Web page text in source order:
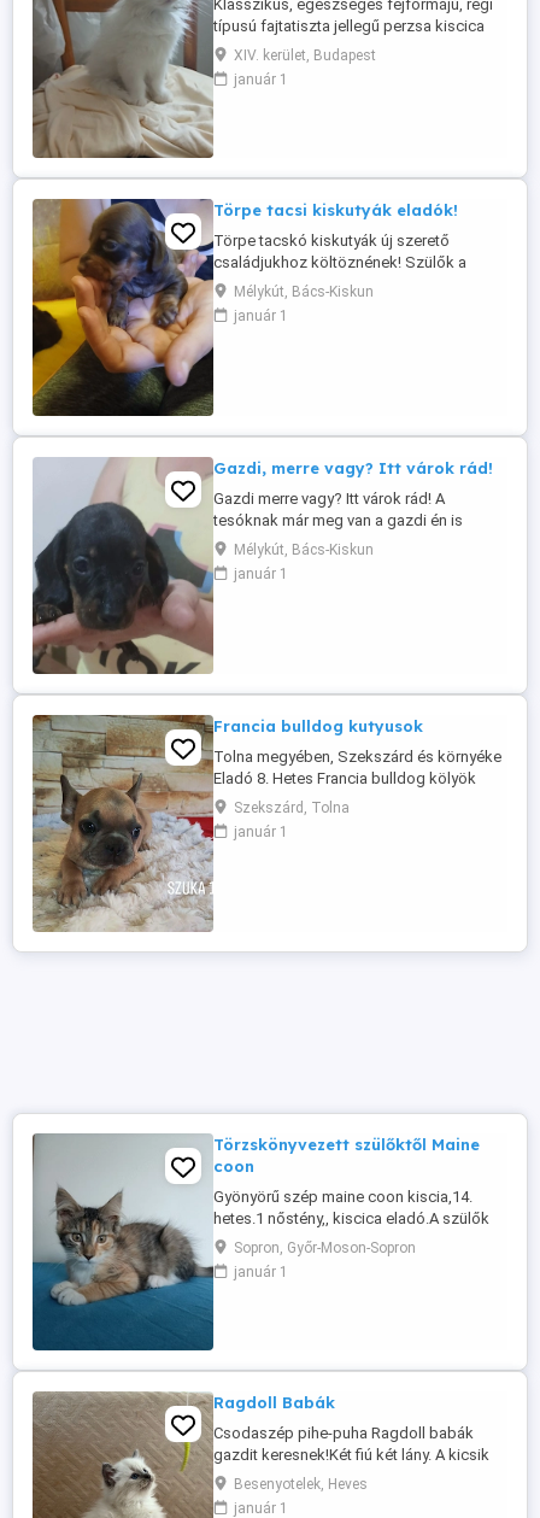
Klasszikus, egészséges fejformájú, régi
típusú fajtatiszta jellegű perzsa kiscica
elvihető! 3 hónapos. Rendkívül intelligens,
nyugodt barátságos és kedves fajta. A
kiscica kedves, jól szocializált
XIV. kerület, Budapest
január 1
Törpe tacsi kiskutyák eladók!
Törpe tacskó kiskutyák új szerető
családjukhoz költöznének! Szülők a
helyszínen megtekinthetőek! Augusztus
29.-től oltással eü kiskönyvvel rendszeres
féregtelenítéssel vihetőek! Hívj bátran a 06
Mélykút, Bács-Kiskun
január 1
Gazdi, merre vagy? Itt várok rád!
Gazdi merre vagy? Itt várok rád! A
tesóknak már meg van a gazdi én is
várom nagyon az új gazdim! Törpe tacskó
kiskutya új szerető családjához költözne!
Szülők a helyszínen megtekinthetőek!
Mélykút, Bács-Kiskun
január 1
Francia bulldog kutyusok
Tolna megyében, Szekszárd és környéke
Eladó 8. Hetes Francia bulldog kölyök
kutyusok . Felelőségteljes Gazdikat
keresünk akik szerető otthont tudnak
biztosítani a kutyusok számára.
Szekszárd, Tolna
január 1
Törzskönyvezett szülőktől Maine
coon
Gyönyörű szép maine coon kiscia,14.
hetes.1 nőstény,, kiscica eladó.A szülők
törzskönyvezett cicaák a kicsi
nem.Nagyon
kedves,játékos,bújós,.Alomra szoktatva,
,vagy este 18.00.után lehet.Hétvégén ...
Sopron, Győr-Moson-Sopron
január 1
Ragdoll Babák
Csodaszép pihe-puha Ragdoll babák
gazdit keresnek!Két fiú két lány. A kicsik
két hét mulva(aug.17) költözhetnek ugy
családjukhoz,rendszeresen
Besenyotelek, Heves
január 1